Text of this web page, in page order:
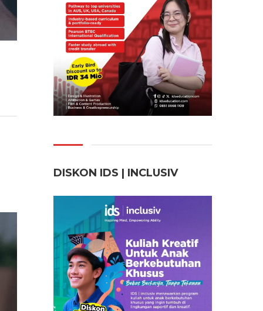
DISKON IDS | INCLUSIV